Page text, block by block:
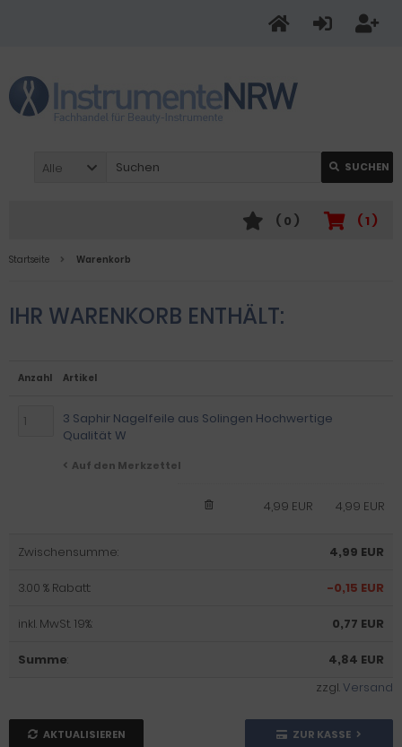
Alle SUCHEN
( 1 )
( 0 )
Startseite Warenkorb
IHR WARENKORB ENTHÄLT:
Anzahl Artikel
3 Saphir Nagelfeile aus Solingen Hochwertige
Qualität W
Auf den Merkzettel
4,99 EUR
4,99 EUR
Zwischensumme: 4,99 EUR
3.00 % Rabatt: -0,15 EUR
inkl. MwSt. 19%: 0,77 EUR
Summe:
4,84 EUR
zzgl.Versand
AKTUALISIEREN ZUR KASSE